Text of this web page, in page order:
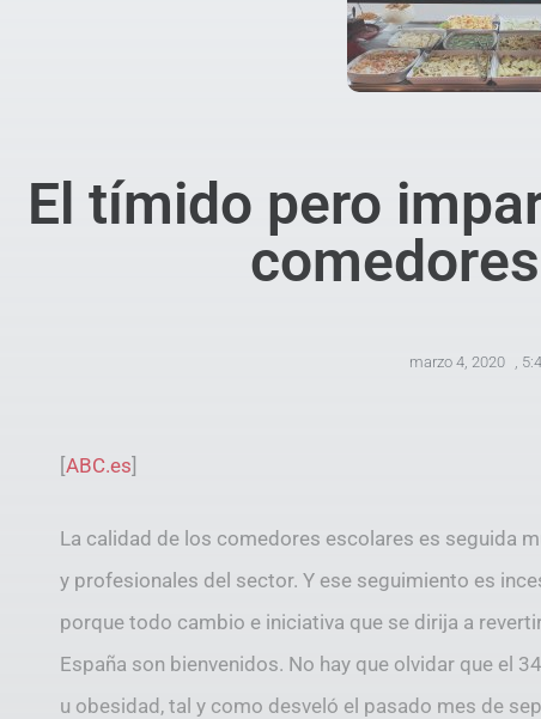
El tímido pero
marzo 4, 2020 ,
ABC.es
La calidad de los comedores escolares es seguida
y profesionales del sector. Y ese seguimiento es
porque todo cambio e iniciativa que se dirija a
España son bienvenidos. No hay que olvidar que el
u obesidad, tal y como desveló el pasado mes de